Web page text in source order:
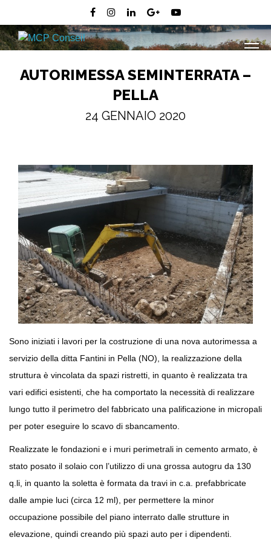
AUTORIMESSA SEMINTERRATA –
PELLA
24 GENNAIO 2020
Sono iniziati i lavori per la costruzione di una nova autorimessa a
servizio della ditta Fantini in Pella (NO), la realizzazione della
struttura è vincolata da spazi ristretti, in quanto è realizzata tra
vari edifici esistenti, che ha comportato la necessità di realizzare
lungo tutto il perimetro del fabbricato una palificazione in micropali
per poter eseguire lo scavo di sbancamento.
Realizzate le fondazioni e i muri perimetrali in cemento armato, è
stato posato il solaio con l’utilizzo di una grossa autogru da 130
q.li, in quanto la soletta è formata da travi in c.a. prefabbricate
dalle ampie luci (circa 12 ml), per permettere la minor
occupazione possibile del piano interrato dalle strutture in
elevazione, quindi creando più spazi auto per i dipendenti.